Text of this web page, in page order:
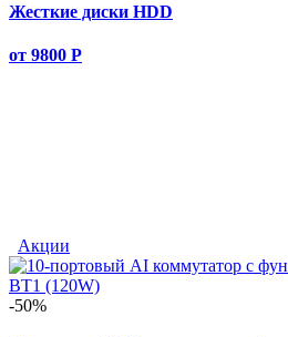
Жесткие диски HDD
от 9800 Р
Акции
-50%